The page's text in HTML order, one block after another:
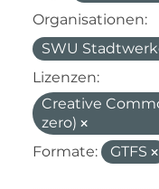
Organisationen:
SWU
Lizenzen:
Creative
zero)
Formate:
GTFS